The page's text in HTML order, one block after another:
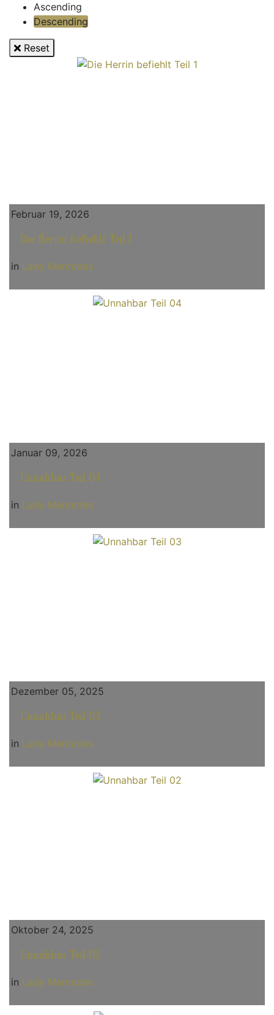
Ascending
Descending
Reset
Februar 19, 2026
Die Herrin befiehlt Teil 1
in Lady Mercedes
Januar 09, 2026
Unnahbar Teil 04
in Lady Mercedes
Dezember 05, 2025
Unnahbar Teil 03
in Lady Mercedes
Oktober 24, 2025
Unnahbar Teil 02
in Lady Mercedes